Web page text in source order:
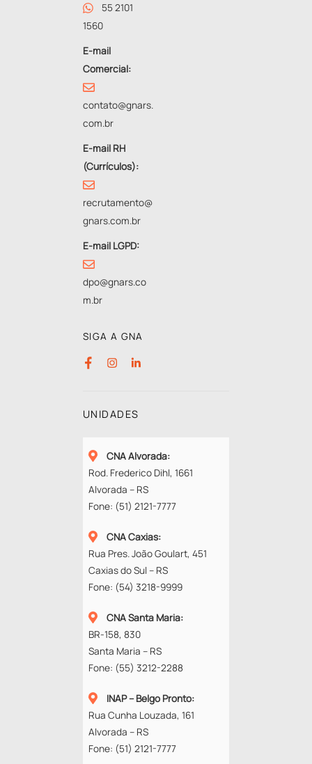
55 2101
1560
E-mail
Comercial:
contato@gnars.
com.br
E-mail RH
(Currículos):
recrutamento@
gnars.com.br
E-mail LGPD:
dpo@gnars.co
m.br
SIGA A GNA
UNIDADES
CNA Alvorada:
Rod. Frederico Dihl, 1661
Alvorada – RS
Fone: (51) 2121-7777
CNA Caxias:
Rua Pres. João Goulart, 451
Caxias do Sul – RS
Fone: (54) 3218-9999
CNA Santa Maria:
BR-158, 830
Santa Maria – RS
Fone: (55) 3212-2288
INAP – Belgo Pronto:
Rua Cunha Louzada, 161
Alvorada – RS
Fone: (51) 2121-7777